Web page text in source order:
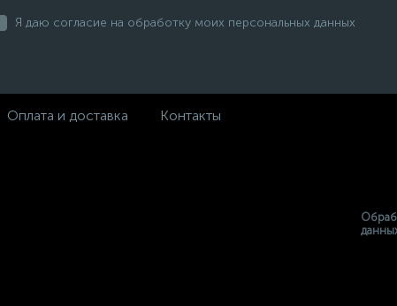
Я даю согласие на обработку моих персональных данных
Оплата и доставка Контакты